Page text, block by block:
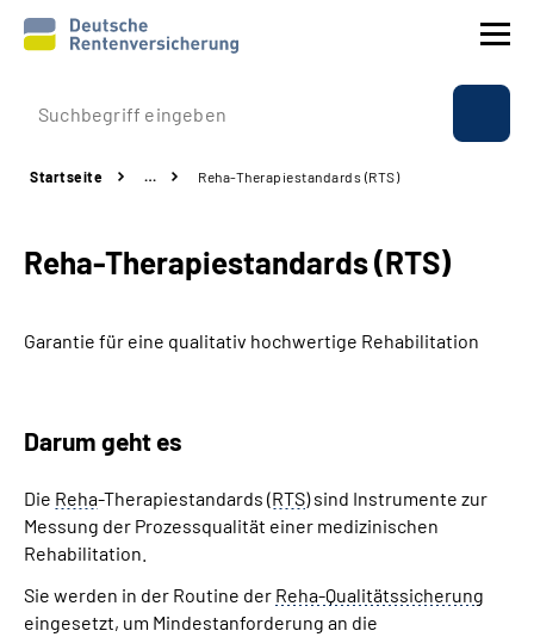
Prävention
Rente
Beratung & Kontakt
Über uns & Presse
Online-Services
Suche
Startseite … Reha-Therapiestandards (RTS)
Reha-Therapiestandards (RTS)
Garantie für eine qualitativ hochwertige Rehabilitation
Darum geht es
Die Reha-Therapiestandards (RTS) sind Instrumente zur
Messung der Prozessqualität einer medizinischen
Rehabilitation.
Sie werden in der Routine der Reha-Qualitätssicherung
eingesetzt, um Mindestanforderung an die